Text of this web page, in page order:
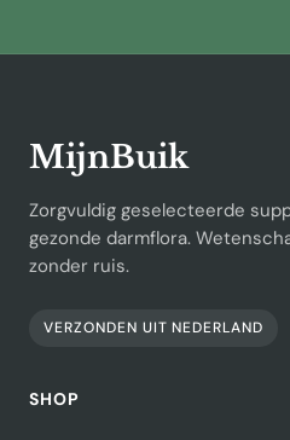
MijnBuik
Zorgvuldig geselecteerde
gezonde darmflora.
zonder ruis.
VERZONDEN UIT NEDERLAND
SHOP